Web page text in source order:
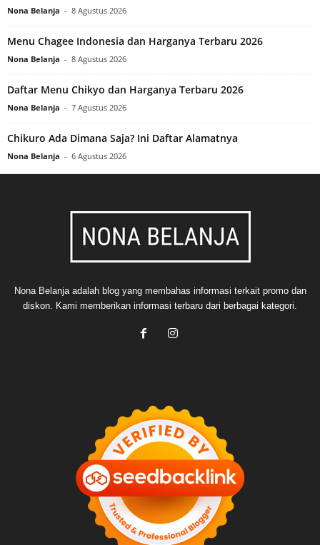
Nona Belanja - 8 Agustus 2026
Menu Chagee Indonesia dan Harganya Terbaru 2026
Nona Belanja - 8 Agustus 2026
Daftar Menu Chikyo dan Harganya Terbaru 2026
Nona Belanja - 7 Agustus 2026
Chikuro Ada Dimana Saja? Ini Daftar Alamatnya
Nona Belanja - 6 Agustus 2026
Nona Belanja adalah blog yang membahas informasi terkait promo dan
diskon. Kami memberikan informasi terbaru dari berbagai kategori.